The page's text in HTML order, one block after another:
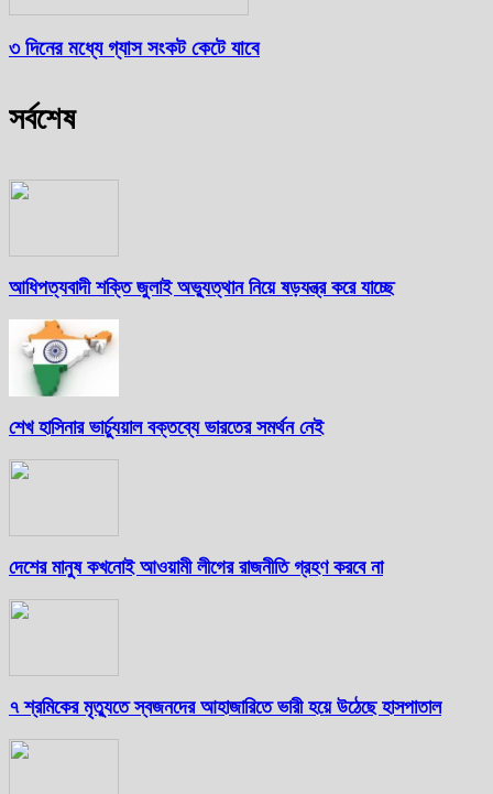
৩ দিনের মধ্যে গ্যাস সংকট কেটে যাবে
সর্বশেষ
আধিপত্যবাদী শক্তি জুলাই অভ্যুত্থান নিয়ে ষড়যন্ত্র করে যাচ্ছে
শেখ হাসিনার ভার্চ্যুয়াল বক্তব্যে ভারতের সমর্থন নেই
দেশের মানুষ কখনোই আওয়ামী লীগের রাজনীতি গ্রহণ করবে না
৭ শ্রমিকের মৃত্যুতে স্বজনদের আহাজারিতে ভারী হয়ে উঠেছে হাসপাতাল